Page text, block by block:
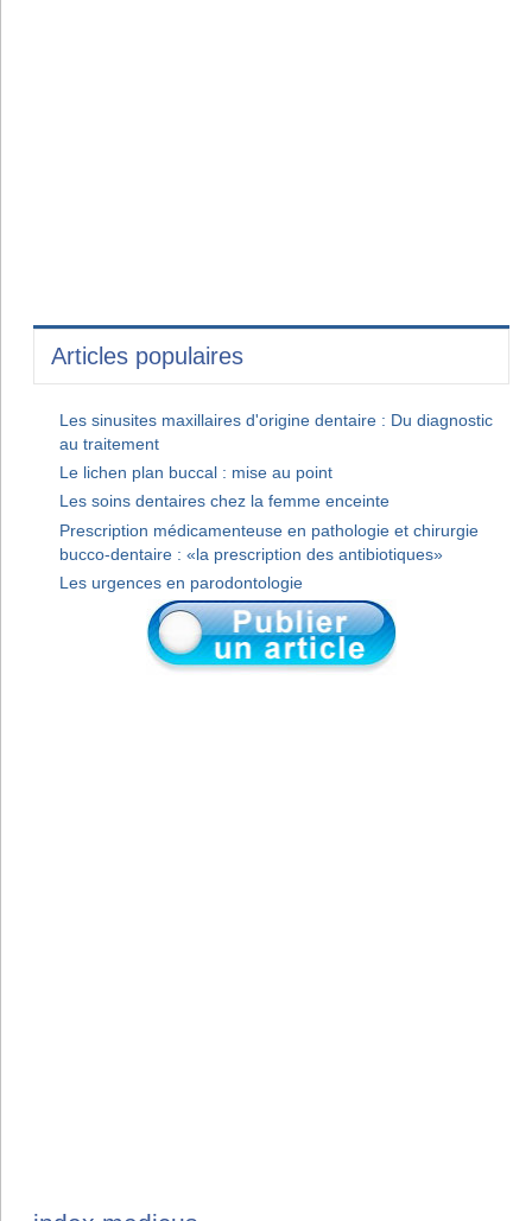
Articles populaires
Les sinusites maxillaires d'origine dentaire : Du diagnostic
au traitement
Le lichen plan buccal : mise au point
Les soins dentaires chez la femme enceinte
Prescription médicamenteuse en pathologie et chirurgie
bucco-dentaire : «la prescription des antibiotiques»
Les urgences en parodontologie